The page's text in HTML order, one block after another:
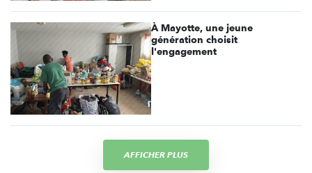
À Mayotte, une jeune
génération choisit
l'engagement
AFFICHER PLUS